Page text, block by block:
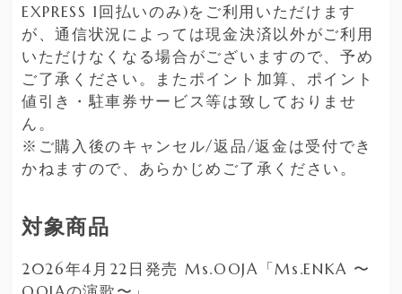
EXPRESS 1回払いのみ)をご利用いただけます
が、通信状況によっては現金決済以外がご利用
いただけなくなる場合がございますので、予め
ご了承ください。またポイント加算、ポイント
値引き・駐車券サービス等は致しておりませ
ん。
※ご購入後のキャンセル/返品/返金は受付でき
かねますので、あらかじめご了承ください。
対象商品
2026年4月22日発売 Ms.OOJA「Ms.ENKA 〜